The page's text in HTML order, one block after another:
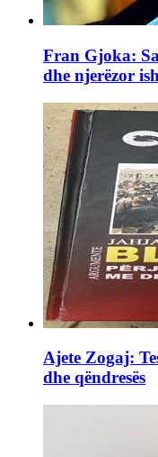
Fran Gjoka:
dhe njerëzor
Ajete Zogaj:
dhe qëndresës